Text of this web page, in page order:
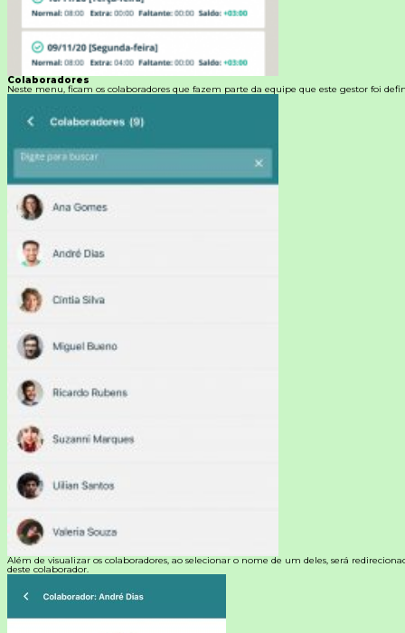
Colaboradores
Neste menu, ficam os colaboradores que fazem parte da equipe que este gestor foi
Além de visualizar os colaboradores, ao selecionar o nome de um deles, será
deste colaborador.